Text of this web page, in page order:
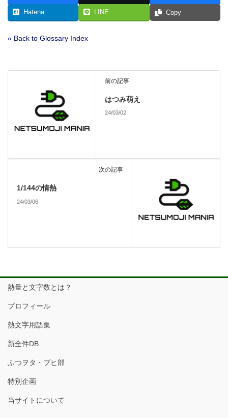
Hatena LINE Copy
« Back to Glossary Index
前の記事
はつみ萌え
24/03/02
次の記事
1/144の情熱
24/03/06
熱量と文字数とは？
プロフィール
熱文字用語集
新全件DB
ふつヲタ・ブヒ部
特別企画
当サイトについて